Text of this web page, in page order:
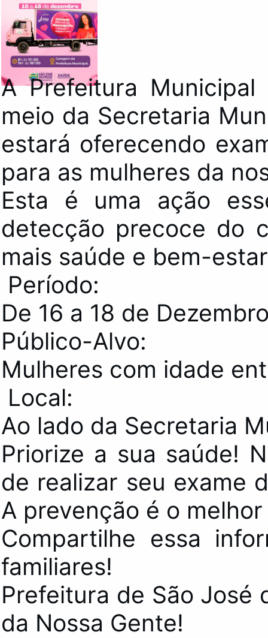
A Prefeitura
meio da Secretaria
estará oferecendo
para as mulheres da
Esta é uma ação
detecção precoce do
mais saúde e bem-
Período:
De 16 a 18 de
Público-Alvo:
Mulheres com idade
Local:
Ao lado da Secretaria
Priorize a sua saúde!
de realizar seu exame
A prevenção é o
Compartilhe essa
familiares!
Prefeitura de São José
da Nossa Gente!